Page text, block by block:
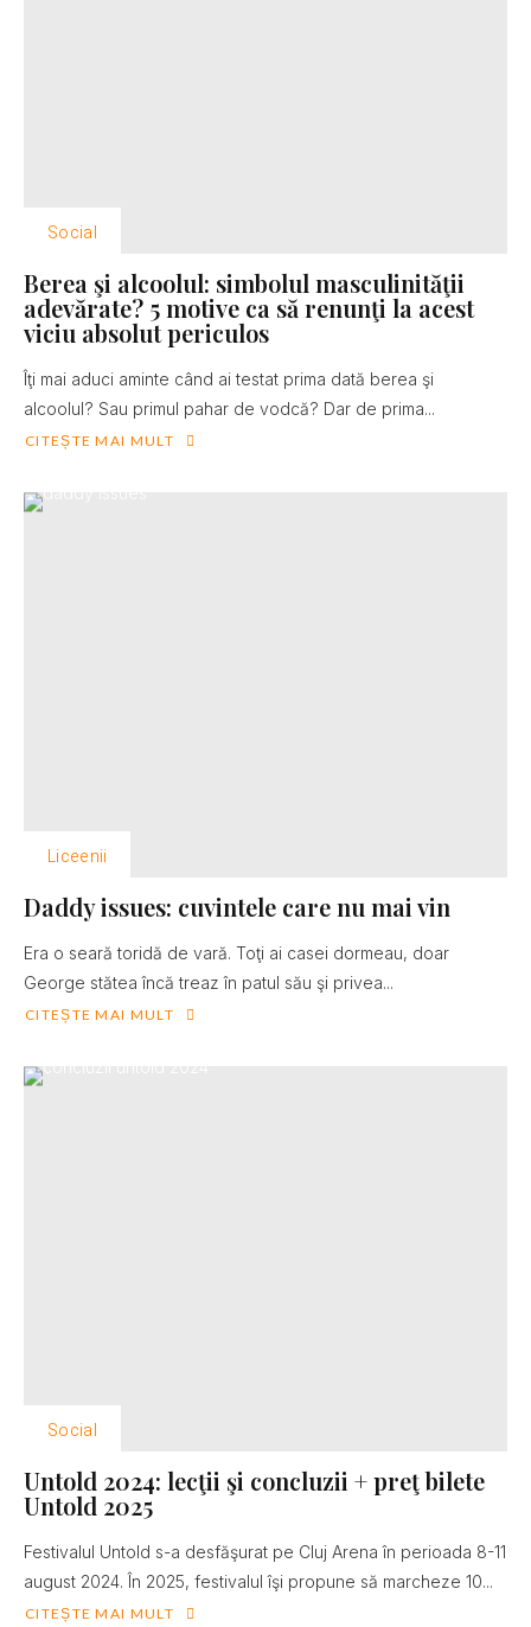
Social
Berea şi alcoolul: simbolul masculinităţii
adevărate? 5 motive ca să renunţi la acest
viciu absolut periculos
Îţi mai aduci aminte când ai testat prima dată berea şi
alcoolul? Sau primul pahar de vodcă? Dar de prima...
CITEȘTE MAI MULT
Liceenii
Daddy issues: cuvintele care nu mai vin
Era o seară toridă de vară. Toţi ai casei dormeau, doar
George stătea încă treaz în patul său şi privea...
CITEȘTE MAI MULT
Social
Untold 2024: lecţii şi concluzii + preţ bilete
Untold 2025
Festivalul Untold s-a desfăşurat pe Cluj Arena în perioada 8-11
august 2024. În 2025, festivalul îşi propune să marcheze 10...
CITEȘTE MAI MULT